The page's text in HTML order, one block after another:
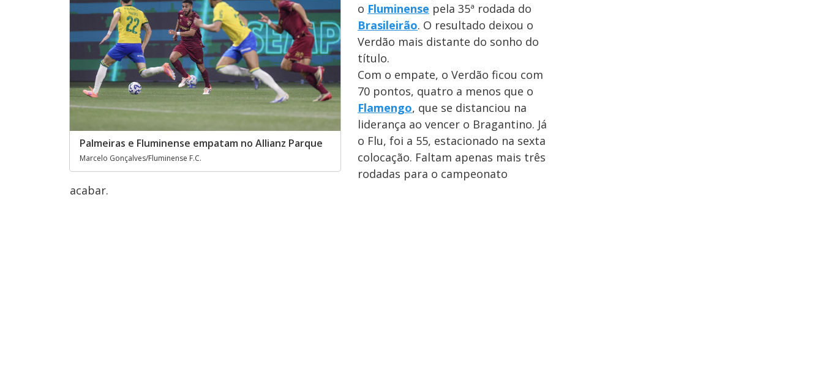
Palmeiras e Fluminense empatam no Allianz Parque
Marcelo Gonçalves/Fluminense F.C.
o Fluminense pela 35ª rodada do
Brasileirão. O resultado deixou o
Verdão mais distante do sonho do
título.
Com o empate, o Verdão ficou com
70 pontos, quatro a menos que o
Flamengo, que se distanciou na
liderança ao vencer o Bragantino. Já
o Flu, foi a 55, estacionado na sexta
colocação. Faltam apenas mais três
rodadas para o campeonato
acabar.